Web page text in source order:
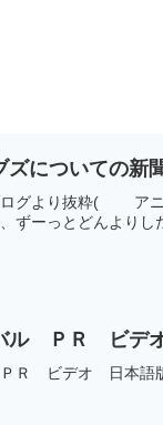
ズについての新
グより抜粋( アニ
ずーっとどんよりし
ル ＰＲ ビデ
Ｒ ビデオ 日本語版